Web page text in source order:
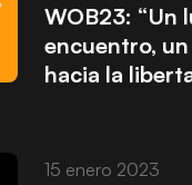
WOB23: “Un
encuentro,
hacia la
15 enero 2023